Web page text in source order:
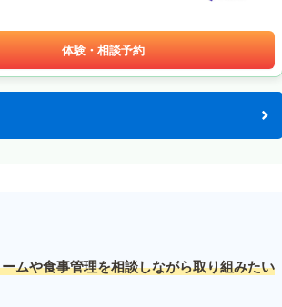
体験・相談予約
ムや食事管理を相談しながら取り組みたい